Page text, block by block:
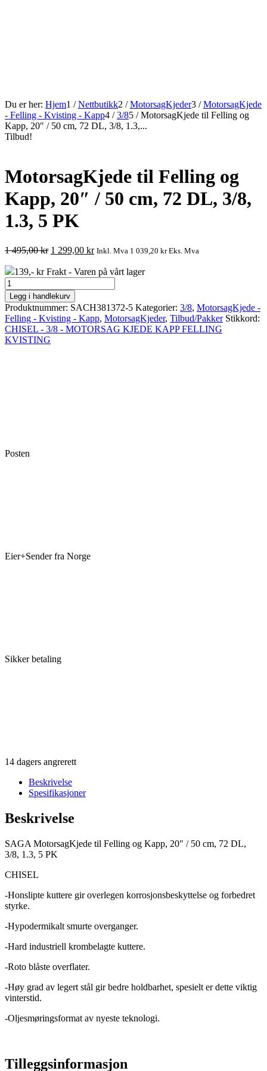
Du er her: Hjem1 / Nettbutikk2 / MotorsagKjeder3 / MotorsagKjede
- Felling - Kvisting - Kapp4 / 3/85 / MotorsagKjede til Felling og
Kapp, 20″ / 50 cm, 72 DL, 3/8, 1.3,...
Tilbud!
MotorsagKjede til Felling og
Kapp, 20″ / 50 cm, 72 DL, 3/8,
1.3, 5 PK
1 495,00kr Opprinnelig
var:
495,00 kr.
1 299,00 krNåværende
er:
299,00 kr.
Inkl. Mva 1 039,20 krEks. Mva
139,- kr Frakt - Varen på vårt lager
MotorsagKjede
til
Felling
og
Kapp,
20"
/
Legg i handlekurv
Produktnummer: SACH381372-5 Kategorier: 3/8, MotorsagKjede -
Felling - Kvisting - Kapp, MotorsagKjeder, Tilbud/Pakker Stikkord:
CHISEL - 3/8 - MOTORSAG KJEDE KAPP FELLING
KVISTING
Posten
Eier+Sender fra Norge
Sikker betaling
14 dagers angrerett
Beskrivelse
Spesifikasjoner
Beskrivelse
SAGA MotorsagKjede til Felling og Kapp, 20″ / 50 cm, 72 DL,
3/8, 1.3, 5 PK
CHISEL
-Honslipte kuttere gir overlegen korrosjonsbeskyttelse og forbedret
styrke.
-Hypodermikalt smurte overganger.
-Hard industriell krombelagte kuttere.
-Roto blåste overflater.
-Høy grad av legert stål gir bedre holdbarhet, spesielt er dette viktig
vinterstid.
-Oljesmøringsformat av nyeste teknologi.
Tilleggsinformasjon